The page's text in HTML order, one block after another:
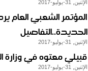
الإثنين, 31-يوليو-2017
المؤتمر الشعبي العام
الحديدة..التفاصيل
الإثنين, 31-يوليو-2017
قبيلي معتوه في وزارة
الإثنين, 31-يوليو-2017